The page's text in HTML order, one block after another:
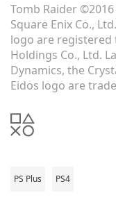
Tomb Raider
Square Enix Co.,
logo are registered
Holdings Co., Ltd.
Dynamics, the
Eidos logo are
PS Plus PS4